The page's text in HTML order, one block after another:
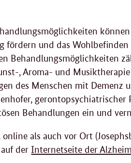
fördern und das
Behandlungsmöglichkeiten
, Aroma- und
des Menschen mit
Behandlungen ein und
als auch vor Ort
auf derInternetseite der